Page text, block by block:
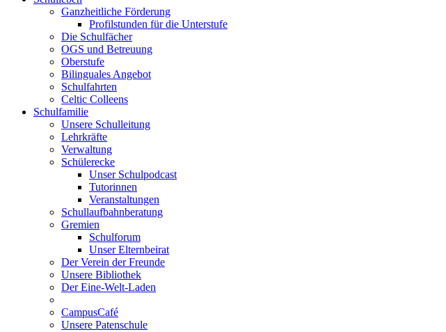
Ganzheitliche Förderung
Profilstunden für die Unterstufe
Die Schulfächer
OGS und Betreuung
Oberstufe
Bilinguales Angebot
Schulfahrten
Celtic Colleens
Schulfamilie
Unsere Schulleitung
Lehrkräfte
Verwaltung
Schülerecke
Unser Schulpodcast
Tutorinnen
Veranstaltungen
Schullaufbahnberatung
Gremien
Schulforum
Unser Elternbeirat
Der Verein der Freunde
Unsere Bibliothek
Der Eine-Welt-Laden
CampusCafé
Unsere Patenschule